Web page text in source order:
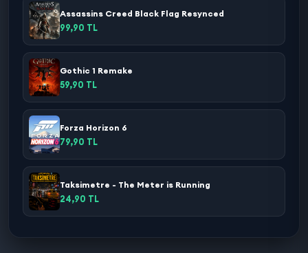
Assassins Creed Black Flag Resynced
99,90 TL
Gothic 1 Remake
59,90 TL
Forza Horizon 6
79,90 TL
Taksimetre - The Meter is Running
24,90 TL